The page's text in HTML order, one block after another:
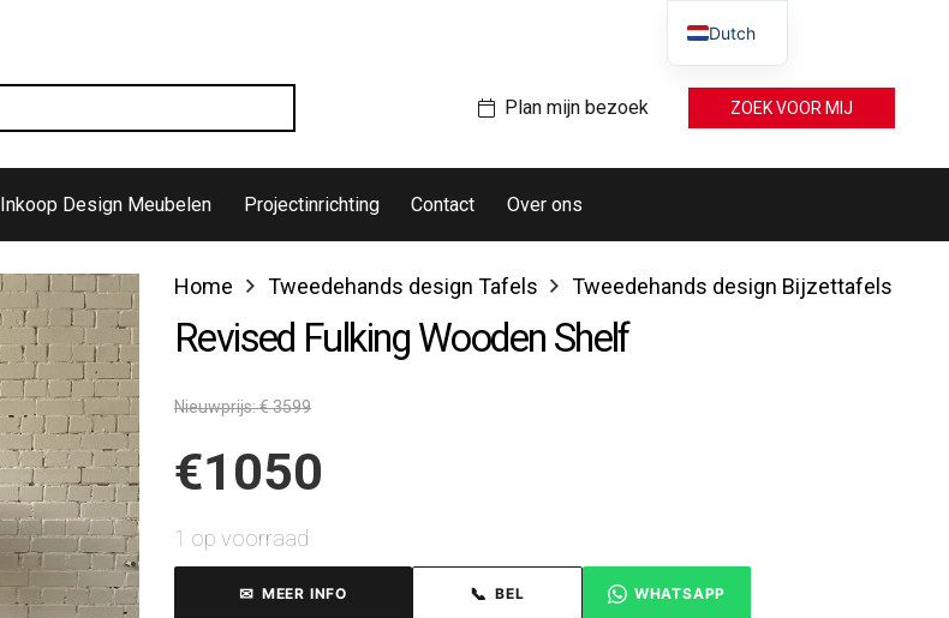
Plan mijn bezoek ZOEK VOOR MIJ
Inkoop Design Meubelen Projectinrichting Contact Over ons
Home Tweedehands design Tafels Tweedehands design Bijzettafels
Revised Fulking Wooden Shelf
Nieuwprijs: € 3599
€1050
1 op voorraad
✉ MEER INFO 📞 BEL WHATSAPP
Dutch